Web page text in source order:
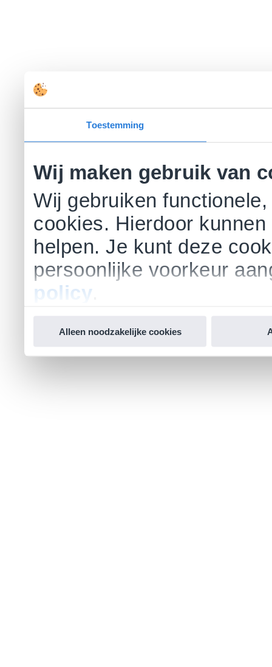
Toestemming
Wij maken gebruik van
Wij gebruiken
cookies. Hierdoor
helpen. Je kunt deze
persoonlijke voorkeur
policy
Alleen noodzakelijke cookies